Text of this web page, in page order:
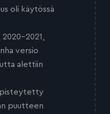
oli käytössä
2021,
versio
alettiin
pisteytetty
puutteen